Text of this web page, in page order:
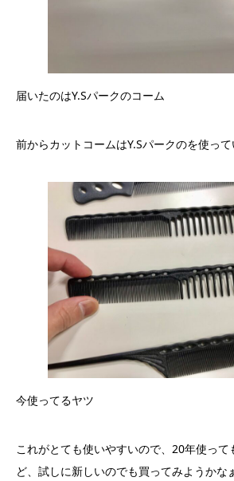
届いたのはY.Sパークのコーム
前からカットコームはY.Sパークのを使っ
今使ってるヤツ
これがとても使いやすいので、20年使って
ど、試しに新しいのでも買ってみようかな